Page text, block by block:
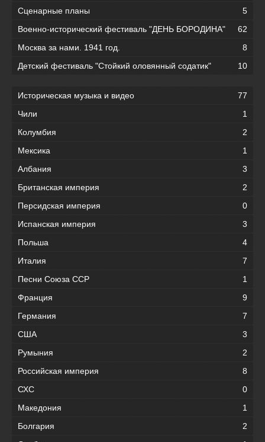
Сценарные планы
5
Военно-исторический фестиваль "ДЕНЬ БОРОДИНА"
62
Москва за нами. 1941 год.
8
Детский фестиваль "Стойкий оловянный содатик"
10
Историческая музыка и видео
77
Чили
1
Колумбия
2
Мексика
1
Албания
3
Британская империя
2
Персидская империя
0
Испанская империя
3
Польша
4
Италия
7
Песни Союза ССР
1
Франция
9
Германия
7
США
3
Румыния
2
Российская империя
8
СХС
0
Македония
1
Болгария
2